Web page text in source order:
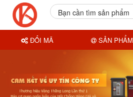
Bạn cần tìm sản phẩm
ĐỔI MÃ SẢN PHẨM